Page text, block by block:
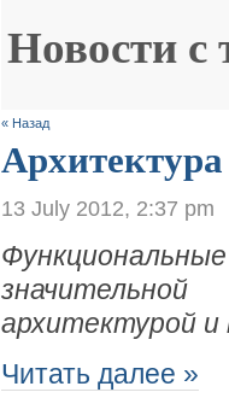
Новости с
« Назад
13 July 2012, 2:37 pm
Ф
архитектурой
Читать далее »